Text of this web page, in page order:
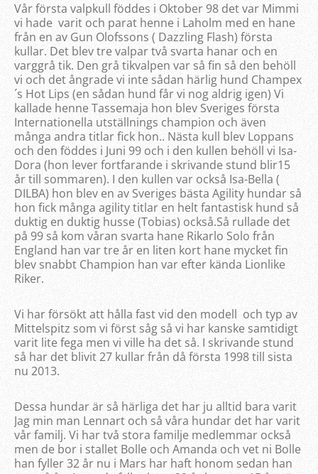
Vår första valpkull föddes i Oktober 98 det var Mimmi
vi hade varit och parat henne i Laholm med en hane
från en av Gun Olofssons ( Dazzling Flash) första
kullar. Det blev tre valpar två svarta hanar och en
varggrå tik. Den grå tikvalpen var så fin så den behöll
vi och det ångrade vi inte sådan härlig hund Champex
´s Hot Lips (en sådan hund får vi nog aldrig igen) Vi
kallade henne Tassemaja hon blev Sveriges första
Internationella utställnings champion och även
många andra titlar fick hon.. Nästa kull blev Loppans
och den föddes i Juni 99 och i den kullen behöll vi Isa-
Dora (hon lever fortfarande i skrivande stund blir15
år till sommaren). I den kullen var också Isa-Bella (
DILBA) hon blev en av Sveriges bästa Agility hundar så
hon fick många agility titlar en helt fantastisk hund så
duktig en duktig husse (Tobias) också.Så rullade det
på 99 så kom våran svarta hane Rikarlo Solo från
England han var tre år en liten kort hane mycket fin
blev snabbt Champion han var efter kända Lionlike
Riker.
Vi har försökt att hålla fast vid den modell och typ av
Mittelspitz som vi först såg så vi har kanske samtidigt
varit lite fega men vi ville ha det så. I skrivande stund
så har det blivit 27 kullar från då första 1998 till sista
nu 2013.
Dessa hundar är så härliga det har ju alltid bara varit
Jag min man Lennart och så våra hundar det har varit
vår familj. Vi har två stora familje medlemmar också
men de bor i stallet Bolle och Amanda och vet ni Bolle
han fyller 32 år nu i Mars har haft honom sedan han